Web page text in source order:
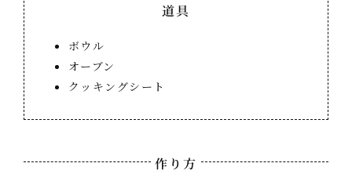
道具
ボウル
オーブン
クッキングシート
作り方